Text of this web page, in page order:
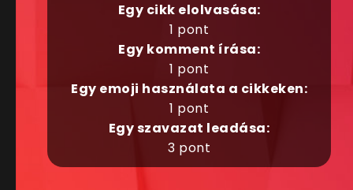
Egy cikk elolvasása:
1 pont
Egy komment írása:
1 pont
Egy emoji használata a cikkeken:
1 pont
Egy szavazat leadása:
3 pont